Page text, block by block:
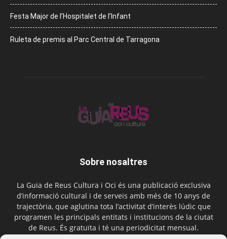
Festa Major de l’Hospitalet de l’Infant
Ruleta de premis al Parc Central de Tarragona
Sobre nosaltres
La Guia de Reus Cultura i Oci és una publicació exclusiva
d’informació cultural i de serveis amb més de 10 anys de
trajectòria, que aglutina tota l’activitat d’interès lúdic que
programen les principals entitats i institucions de la ciutat
de Reus. És gratuïta i té una periodicitat mensual.